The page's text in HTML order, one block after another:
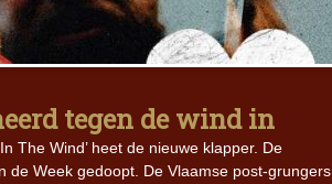
tegen de wind in
The Wind’ heet de nieuwe klapper. De
de Week gedoopt. De Vlaamse post-grungers
Iron Jinn doopt vers epos The